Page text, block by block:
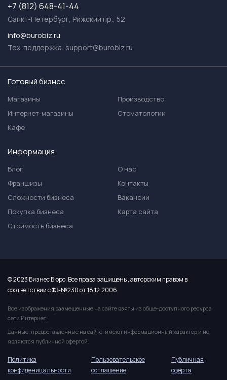
+7 (812) 648-41-44
Санкт-Петербург, Рижский пр., 52
info@burobiz.ru
Тех. поддержка: support@burobiz.ru
Готовый бизнес
Магазины
Интернет-магазины
Кафе
Производство
Стоматологии
Информация
Блог
Франшизы
Сложности бизнеса
Покупка бизнеса
Стоимость бизнеса
О нас
Контакты
Вакансии
Карта сайта
© 2023 Бизнес Бюро. Все права защищены, авторским правом в
соответствии с ФЗ-№230 от 18.12.2006
Все изображения размещенные на сайте взяты из обще-доступного ресурса
сети Интернет.
Данные, предоставленные на сайте, имеют информационный характер и не
являются публичной офертой.
Политика
конфиденицальности
Пользовательское
соглашение
Публичная
оферта